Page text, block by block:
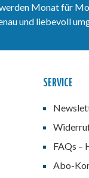
Monat für
und liebevoll
SERVICE
FAQs –
Abo-